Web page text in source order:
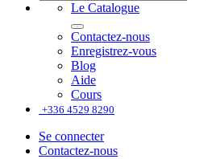
Le Catalogue
Contactez-nous
Enregistrez-vous
Blog
Aide
Cours
+336 4529 8290
Se connecter
Contactez-nous